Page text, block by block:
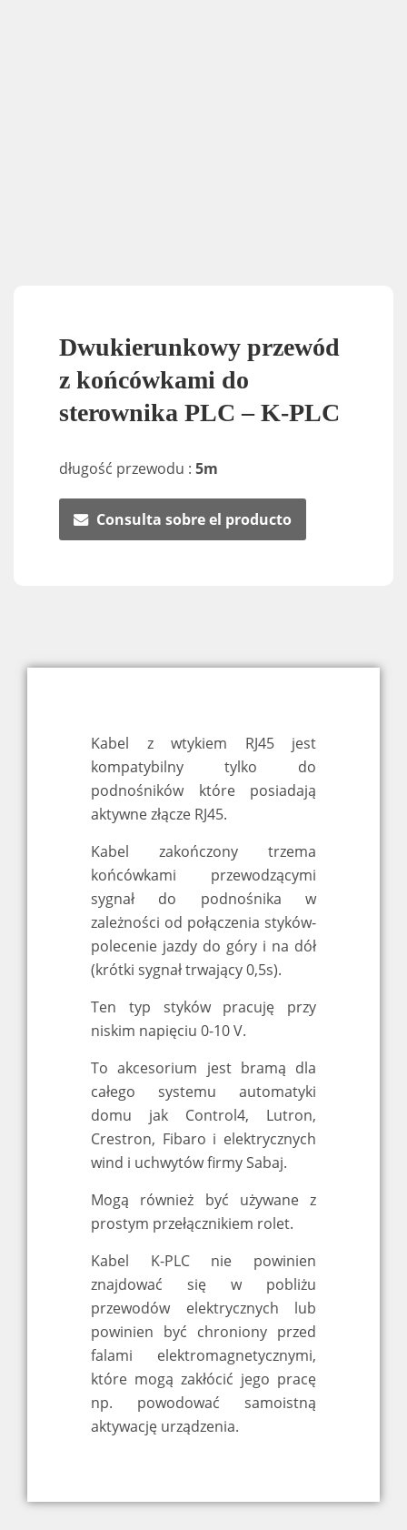
Dwukierunkowy przewód
z końcówkami do
sterownika PLC – K-PLC
długość przewodu : 5m
Consulta sobre el producto
Kabel z wtykiem RJ45 jest
kompatybilny tylko do
podnośników które posiadają
aktywne złącze RJ45.
Kabel zakończony trzema
końcówkami przewodzącymi
sygnał do podnośnika w
zależności od połączenia styków-
polecenie jazdy do góry i na dół
(krótki sygnał trwający 0,5s).
Ten typ styków pracuję przy
niskim napięciu 0-10 V.
To akcesorium jest bramą dla
całego systemu automatyki
domu jak Control4, Lutron,
Crestron, Fibaro i elektrycznych
wind i uchwytów firmy Sabaj.
Mogą również być używane z
prostym przełącznikiem rolet.
Kabel K-PLC nie powinien
znajdować się w pobliżu
przewodów elektrycznych lub
powinien być chroniony przed
falami elektromagnetycznymi,
które mogą zakłócić jego pracę
np. powodować samoistną
aktywację urządzenia.